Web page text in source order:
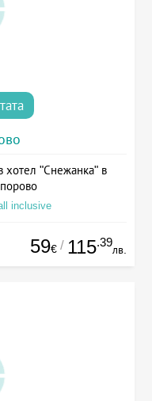
хотел "Снежанка" в
inclusive
59€ / 115.39
лв.